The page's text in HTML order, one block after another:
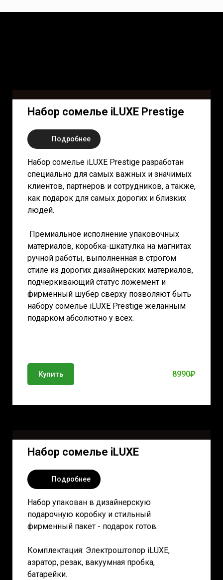
Набор сомелье iLUXE Prestige
Подробнее
Набор сомелье iLUXE Prestige разработан
специально для самых важных и значимых
клиентов, партнеров и сотрудников, а также,
как подарок для самых дорогих и близких
людей.
Премиальное исполнение упаковочных
материалов, коробка-шкатулка на магнитах
ручной работы, выполненная в строгом
стиле из дорогих дизайнерских материалов,
подчеркивающий статус ложемент и
фирменный шубер сверху позволяют быть
набору сомелье iLUXE Prestige желанным
подарком абсолютно у всех.
Купить 8990₽
Набор сомелье iLUXE
Подробнее
Набор упакован в дизайнерскую
подарочную коробку и стильный
фирменный пакет - подарок готов.
Комплектация: Электроштопор iLUXE,
аэратор, резак, вакуумная пробка,
батарейки.